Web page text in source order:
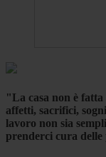
"La casa non è
affetti, sacrifici,
lavoro non sia
prenderci cura delle